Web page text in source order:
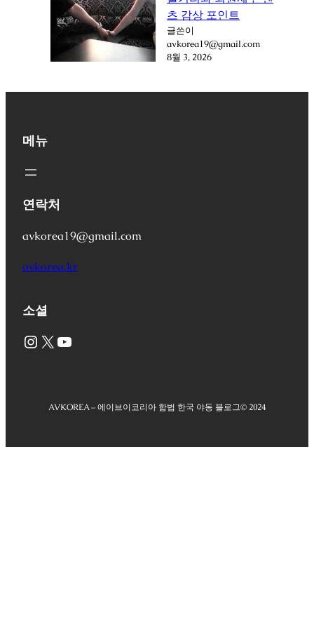
츠 감상 포인트
글쓴이
avkorea19@gmail.com
8월 3, 2026
메뉴
연락처
avkorea19@gmail.com
avkorea.kr
소셜
Instagram X YouTube
AVKOREA – 에이브이코리아 합법 한국 야동 블로그© 2024